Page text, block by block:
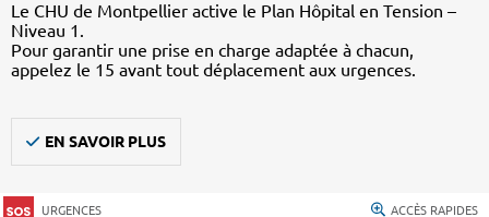
Le CHU de Montpellier active le Plan Hôpital en Tension –
Niveau 1.
Pour garantir une prise en charge adaptée à chacun,
appelez le 15 avant tout déplacement aux urgences.
EN SAVOIR PLUS
URGENCES ACCÈS RAPIDES